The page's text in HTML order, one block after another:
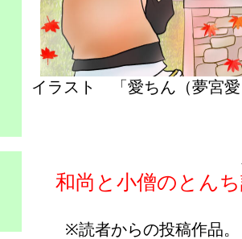
イラスト 「愛ちん（夢
和尚と小僧のとん
※読者からの投稿作品